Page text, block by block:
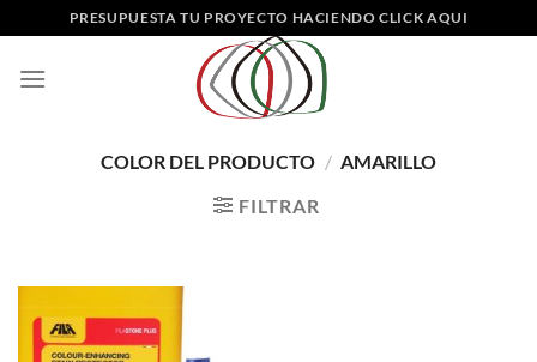
al
contenido
PRESUPUESTA TU PROYECTO HACIENDO CLICK AQUI
COLOR DEL PRODUCTO / AMARILLO
FILTRAR